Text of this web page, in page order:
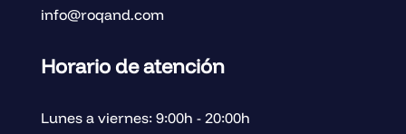
info@roqand.com
Horario de atención
Lunes a viernes: 9:00h - 20:00h